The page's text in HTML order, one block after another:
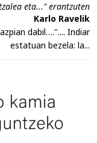
eta..." erantzuten
Karlo Ravelik
dabil….".... Indiar
estatuan bezela: la...